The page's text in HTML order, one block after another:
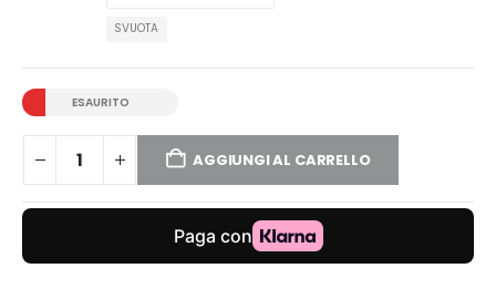
SVUOTA
ESAURITO
AGGIUNGI AL CARRELLO